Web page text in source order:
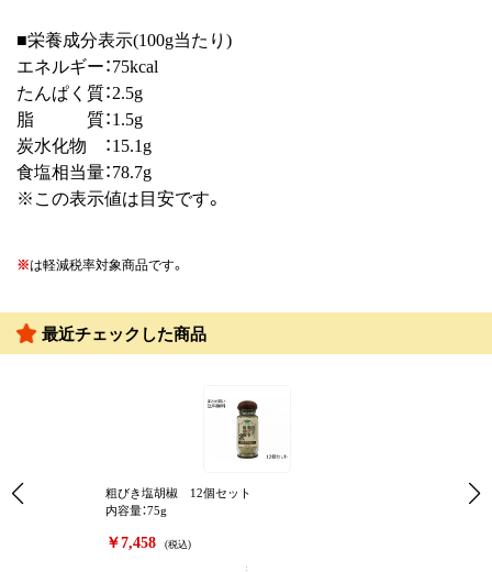
■栄養成分表示(100g当たり)
エネルギー：75kcal
たんぱく質：2.5g
脂 質：1.5g
炭水化物 ：15.1g
食塩相当量：78.7g
※この表示値は目安です。
※は軽減税率対象商品です。
最近チェックした商品
粗びき塩胡椒 12個セット
内容量：75g
￥7,458 (税込)